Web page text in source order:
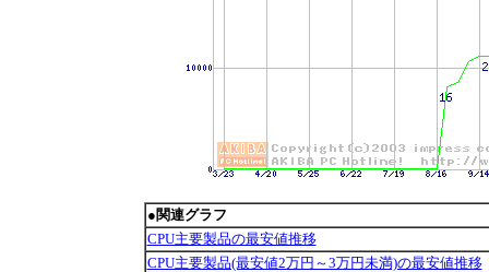
●関連グラフ
CPU主要製品の最安値推移
CPU主要製品(最安値2万円～3万円未満)の最安値推移